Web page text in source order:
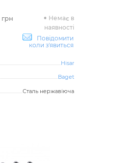
грн
Немає в
наявності
Повідомити
коли з'явиться
Hisar
Baget
Сталь нержавіюча